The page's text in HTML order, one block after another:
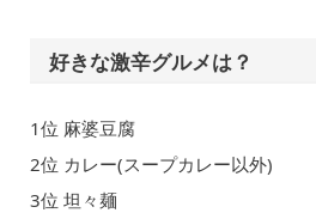
好きな激辛グルメは？
1位 麻婆豆腐
2位 カレー(スープカレー以外)
3位 坦々麺